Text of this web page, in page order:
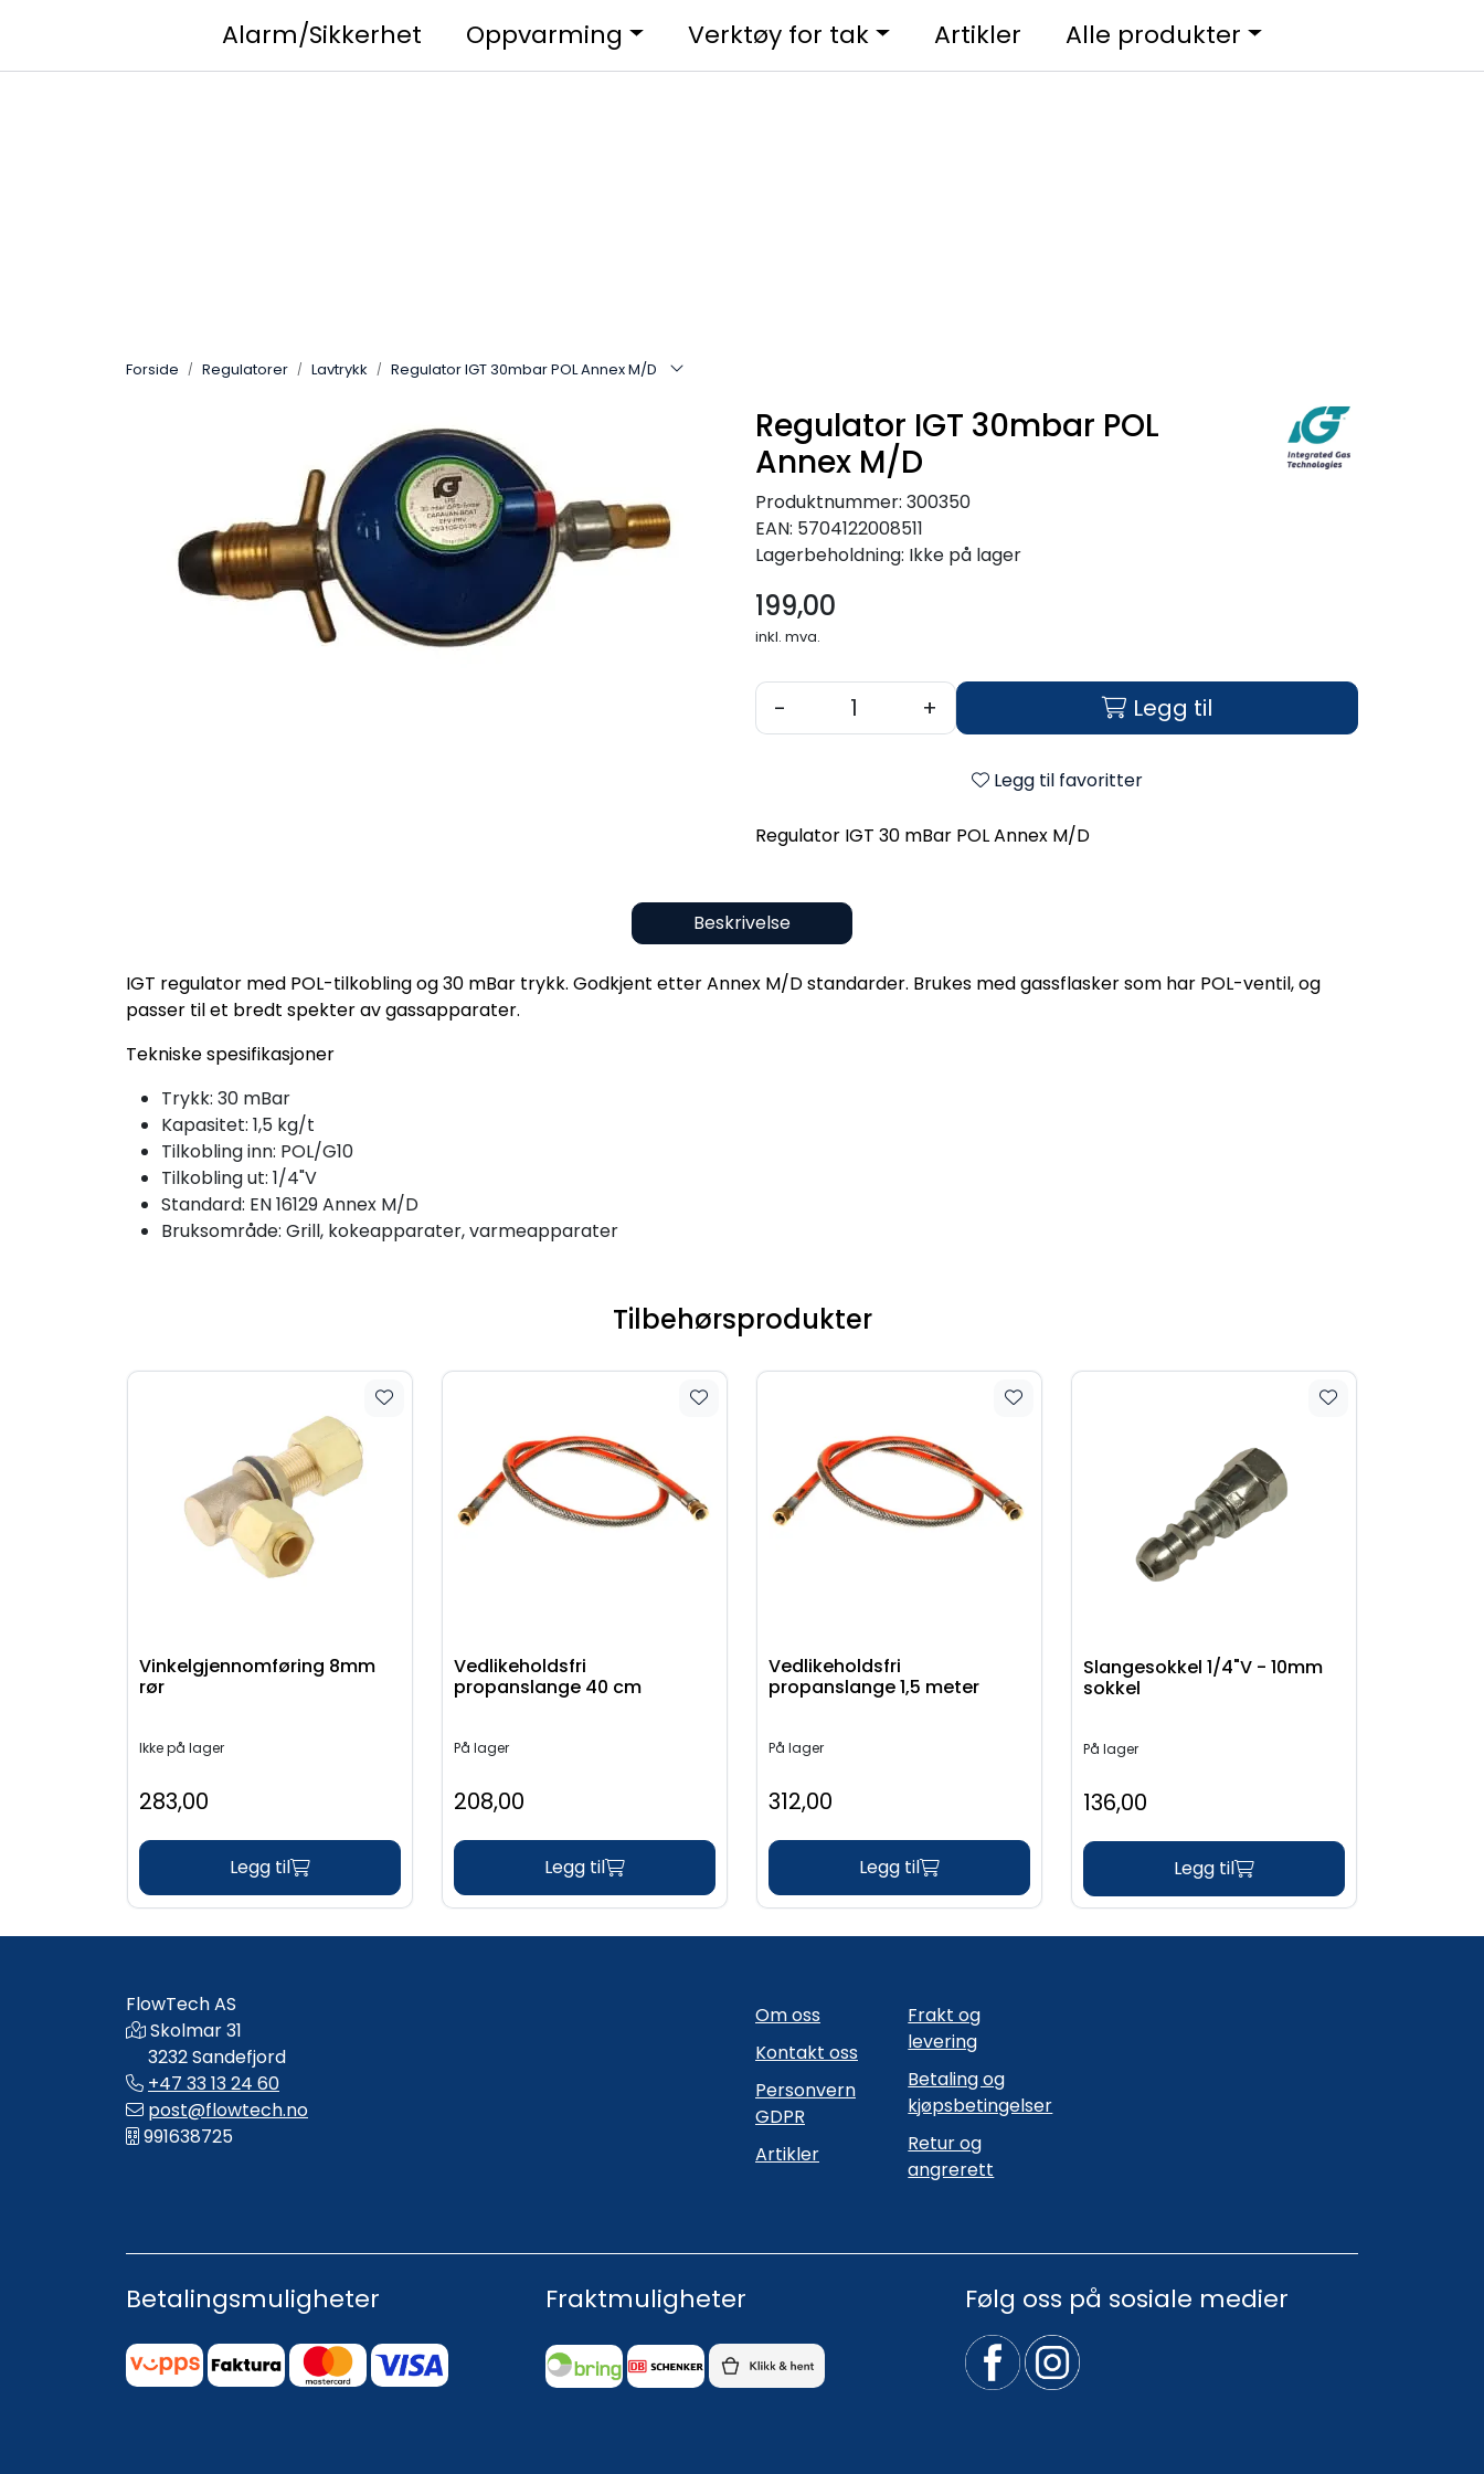
Instagram YouTube Kundesenter Favoritter
Alarm/Sikkerhet Oppvarming Verktøy for tak Artikler Alle produkter
Forside Regulatorer Lavtrykk Regulator IGT 30mbar POL Annex M/D
Regulator IGT 30mbar POL
Annex M/D
Produktnummer: 300350
EAN: 5704122008511
Lagerbeholdning: Ikke på lager
199,00
inkl. mva.
- + Legg til
Legg til favoritter
Regulator IGT 30 mBar POL Annex M/D
Beskrivelse
IGT regulator med POL-tilkobling og 30 mBar trykk. Godkjent etter Annex M/D standarder. Brukes med gassflasker som har POL-ventil, og
passer til et bredt spekter av gassapparater.
Tekniske spesifikasjoner
Trykk: 30 mBar
Kapasitet: 1,5 kg/t
Tilkobling inn: POL/G10
Tilkobling ut: 1/4"V
Standard: EN 16129 Annex M/D
Bruksområde: Grill, kokeapparater, varmeapparater
Tilbehørsprodukter
Vinkelgjennomføring 8mm
rør
Ikke på lager
283,00
Legg til
Vedlikeholdsfri
propanslange 40 cm
På lager
208,00
Legg til
Vedlikeholdsfri
propanslange 1,5 meter
På lager
312,00
Legg til
Slangesokkel 1/4"V - 10mm
sokkel
På lager
136,00
Legg til
Betalingsmuligheter Fraktmuligheter Følg oss på sosiale medier
FlowTech AS
Skolmar 31
3232 Sandefjord
+47 33 13 24 60
post@flowtech.no
991638725
Om oss
Kontakt oss
Personvern
GDPR
Artikler
Frakt og
levering
Betaling og
kjøpsbetingelser
Retur og
angrerett